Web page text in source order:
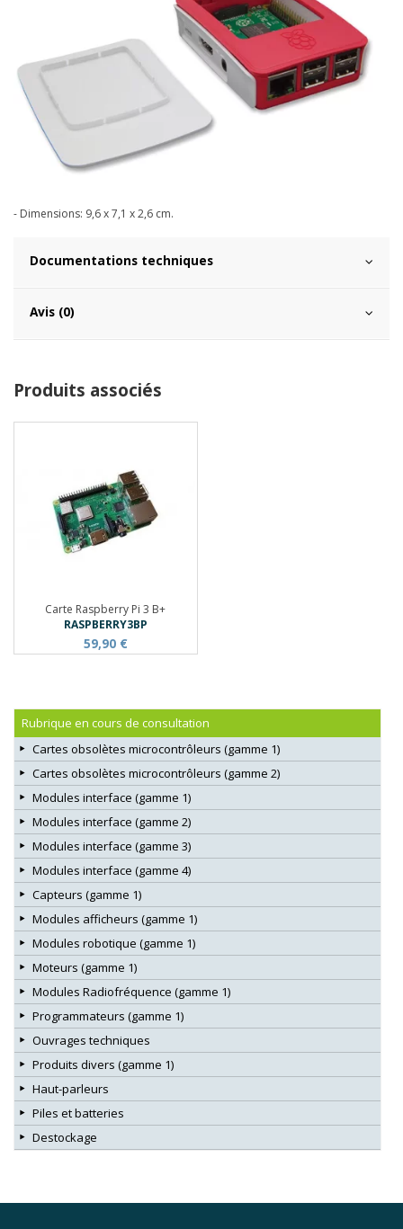
- Dimensions: 9,6 x 7,1 x 2,6 cm.
Documentations techniques
Avis (0)
Produits associés
Carte Raspberry Pi 3 B+
RASPBERRY3BP
59,90 €
Rubrique en cours de consultation
Cartes obsolètes microcontrôleurs (gamme 1)
Cartes obsolètes microcontrôleurs (gamme 2)
Modules interface (gamme 1)
Modules interface (gamme 2)
Modules interface (gamme 3)
Modules interface (gamme 4)
Capteurs (gamme 1)
Modules afficheurs (gamme 1)
Modules robotique (gamme 1)
Moteurs (gamme 1)
Modules Radiofréquence (gamme 1)
Programmateurs (gamme 1)
Ouvrages techniques
Produits divers (gamme 1)
Haut-parleurs
Piles et batteries
Destockage